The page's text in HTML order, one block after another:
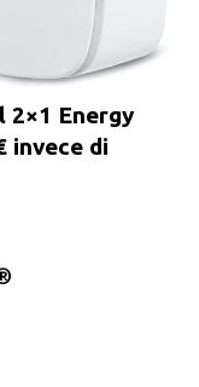
2×1 Energy
invece di